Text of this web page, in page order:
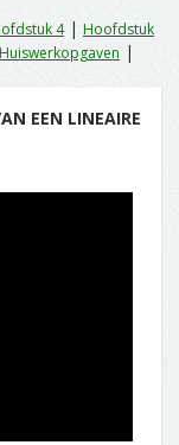
4| Hoofdstuk
Huiswerkopgaven |
EEN LINEAIRE